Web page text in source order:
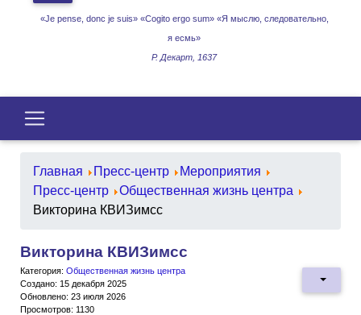
«Je pense, donc je suis» «Cogito ergo sum» «Я мыслю, следовательно,
я есмь»
Р. Декарт, 1637
Главная Пресс-центр
Мероприятия
Пресс-центр
Общественная жизнь центра
Викторина КВИЗимсс
Викторина КВИЗимсс
Категория: Общественная жизнь центра
Создано: 15 декабря 2025
Обновлено: 23 июля 2026
Просмотров: 1130